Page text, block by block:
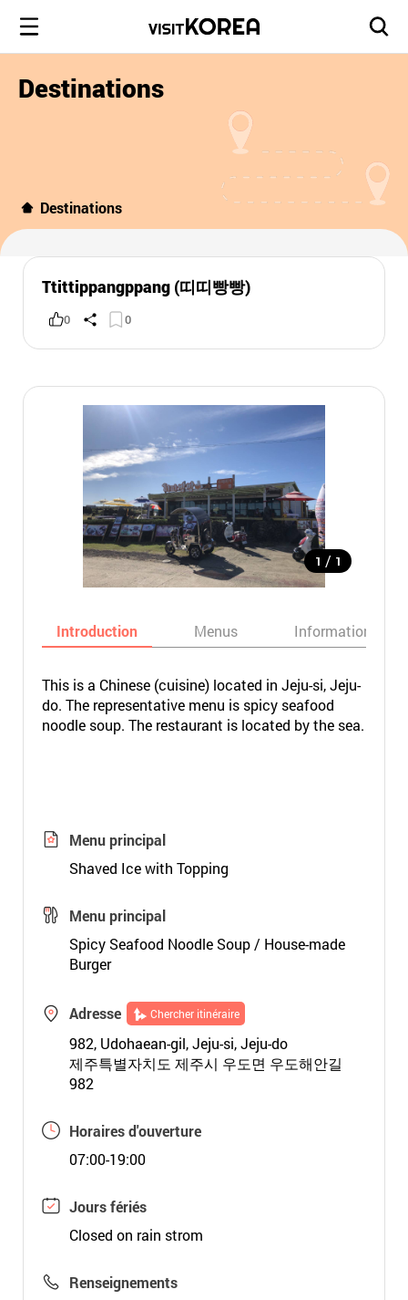
Destinations
Destinations
Ttittippangppang (띠띠빵빵)
0 0
1 / 1
Introduction Menus Informations
This is a Chinese (cuisine) located in Jeju-si, Jeju-
do. The representative menu is spicy seafood
noodle soup. The restaurant is located by the sea.
Menu principal
Shaved Ice with Topping
Menu principal
Spicy Seafood Noodle Soup / House-made
Burger
Adresse Chercher itinéraire
982, Udohaean-gil, Jeju-si, Jeju-do
제주특별자치도 제주시 우도면 우도해안길
982
Horaires d'ouverture
07:00-19:00
Jours fériés
Closed on rain strom
Renseignements